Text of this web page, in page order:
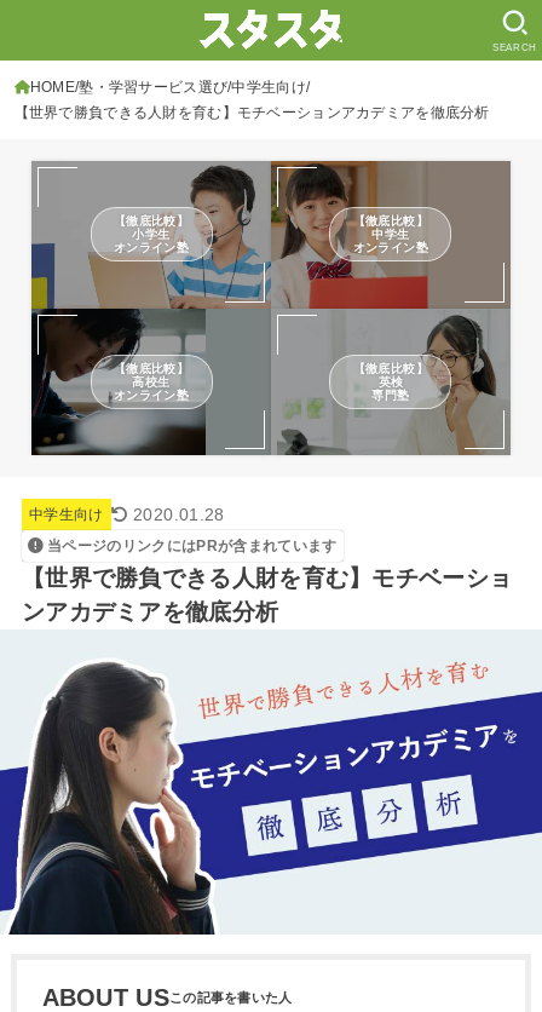
SEARCH
HOME 塾・学習サービス選び 中学生向け
【世界で勝負できる人財を育む】モチベーションアカデミアを徹底分析
【徹底比較】
小学生
オンライン塾
【徹底比較】
中学生
オンライン塾
【徹底比較】
高校生
オンライン塾
【徹底比較】
英検
専門塾
中学生向け 2020.01.28
当ページのリンクにはPRが含まれています
【世界で勝負できる人財を育む】モチベーショ
ンアカデミアを徹底分析
ABOUT US